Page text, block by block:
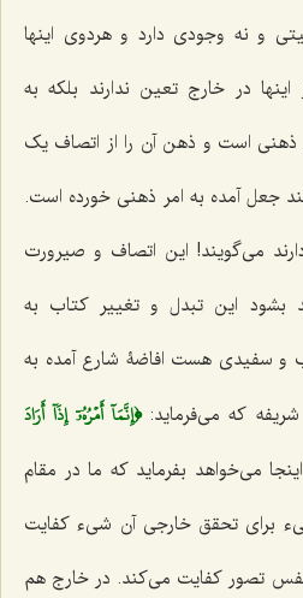
و نه وجودی دارد و هردوی اینها
در خارج تعین ندارند بلکه به
است و ذهن آن را از اتصاف یک
جعل آمده به امر ذهنی خورده است.
می‌گویند! این اتصاف و صیرورت
بشود این تبدل و تغییر کتاب به
سفیدی هست افاضۀ شارع آمده به
که می‌فرماید:﴿إِنَّمَآ أَمۡرُهُۥٓ إِذَآ أَرَادَ
می‌خواهد بفرماید که ما در مقام
برای تحقق خارجی آن شیء کفایت
تصور کفایت می‌کند. در خارج هم